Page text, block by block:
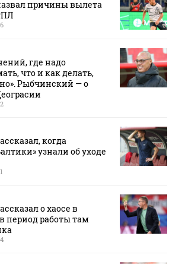
причины вылета
где надо
что и как делать,
Рыбчинский — о
когда
узнали об уходе
о хаосе в
период работы там